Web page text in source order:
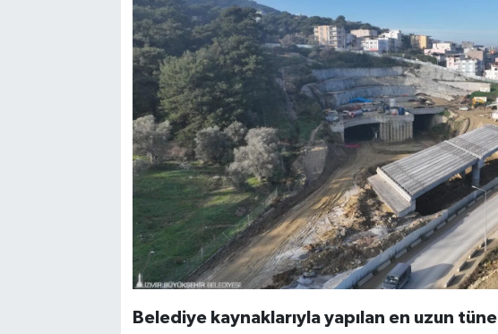
Belediye kaynaklarıyla yapılan en uzun tünel